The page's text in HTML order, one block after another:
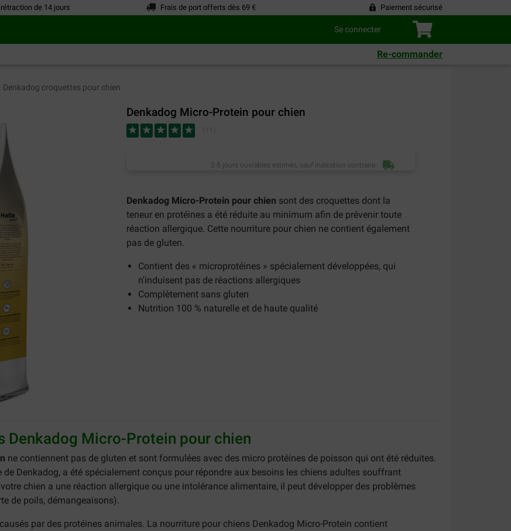
de 14 jours Frais de port offerts dès 69 € Paiement sécurisé
Se connecter
Re-commander
Denkadog croquettes pour chien
Denkadog Micro-Protein pour chien
2-5 jours ouvrables estimés, sauf indication contraire.
Denkadog Micro-Protein pour chien sont des croquettes dont la
teneur en protéines a été réduite au minimum afin de prévenir toute
réaction allergique. Cette nourriture pour chien ne contient également
pas de gluten.
Contient des « microprotéines » spécialement développées, qui
n'induisent pas de réactions allergiques
Complètement sans gluten
Nutrition 100 % naturelle et de haute qualité
Denkadog Micro-Protein pour chien
ne contiennent pas de gluten et sont formulées avec des micro protéines de poisson qui ont été réduites.
Denkadog, a été spécialement conçus pour répondre aux besoins les chiens adultes souffrant
chien a une réaction allergique ou une intolérance alimentaire, il peut développer des problèmes
de poils, démangeaisons).
par des protéines animales. La nourriture pour chiens Denkadog Micro-Protein contient